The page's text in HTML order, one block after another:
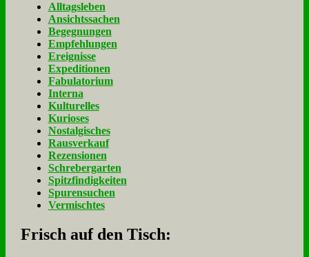
Alltagsleben
Ansichtssachen
Begegnungen
Empfehlungen
Ereignisse
Expeditionen
Fabulatorium
Interna
Kulturelles
Kurioses
Nostalgisches
Rausverkauf
Rezensionen
Schrebergarten
Spitzfindigkeiten
Spurensuchen
Vermischtes
Frisch auf den Tisch: